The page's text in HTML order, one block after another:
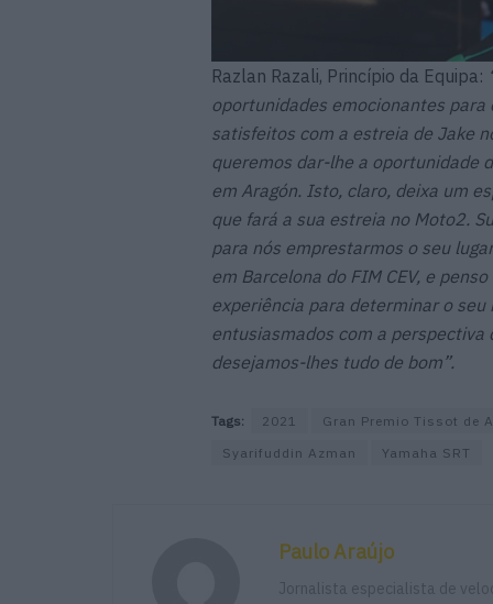
Razlan Razali, Princípio da Equipa:
oportunidades emocionantes
satisfeitos com a estreia de Jake
queremos dar-lhe a oportunidade
em Aragón. Isto, claro, deixa um
que fará a sua estreia no Moto2.
para nós emprestarmos o seu
em Barcelona do FIM CEV, e
experiência para determinar o
entusiasmados com a perspectiva
desejamos-lhes tudo de bom”.
Tags: 2021 Gran Premio Tissot de
Syarifuddin Azman
Yamaha SRT
Paulo Araújo
Jornalista especialista de